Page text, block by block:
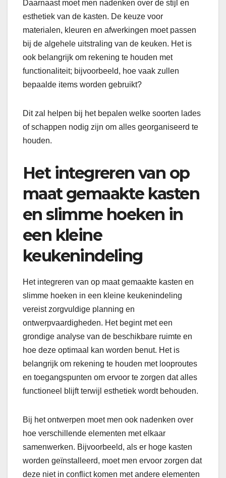
Daarnaast moet men nadenken over de stijl en
esthetiek van de kasten. De keuze voor
materialen, kleuren en afwerkingen moet passen
bij de algehele uitstraling van de keuken. Het is
ook belangrijk om rekening te houden met
functionaliteit; bijvoorbeeld, hoe vaak zullen
bepaalde items worden gebruikt?
Dit zal helpen bij het bepalen welke soorten lades
of schappen nodig zijn om alles georganiseerd te
houden.
Het integreren van op
maat gemaakte kasten
en slimme hoeken in
een kleine
keukenindeling
Het integreren van op maat gemaakte kasten en
slimme hoeken in een kleine keukenindeling
vereist zorgvuldige planning en
ontwerpvaardigheden. Het begint met een
grondige analyse van de beschikbare ruimte en
hoe deze optimaal kan worden benut. Het is
belangrijk om rekening te houden met looproutes
en toegangspunten om ervoor te zorgen dat alles
functioneel blijft terwijl esthetiek wordt behouden.
Bij het ontwerpen moet men ook nadenken over
hoe verschillende elementen met elkaar
samenwerken. Bijvoorbeeld, als er hoge kasten
worden geïnstalleerd, moet men ervoor zorgen dat
deze niet in conflict komen met andere elementen